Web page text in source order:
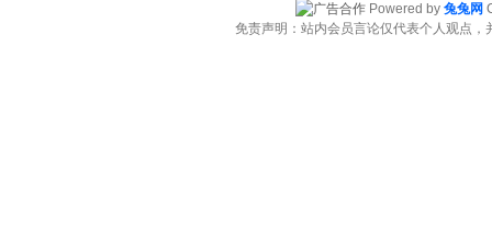
Powered by 兔兔网
免责声明：站内会员言论仅代表个人观点